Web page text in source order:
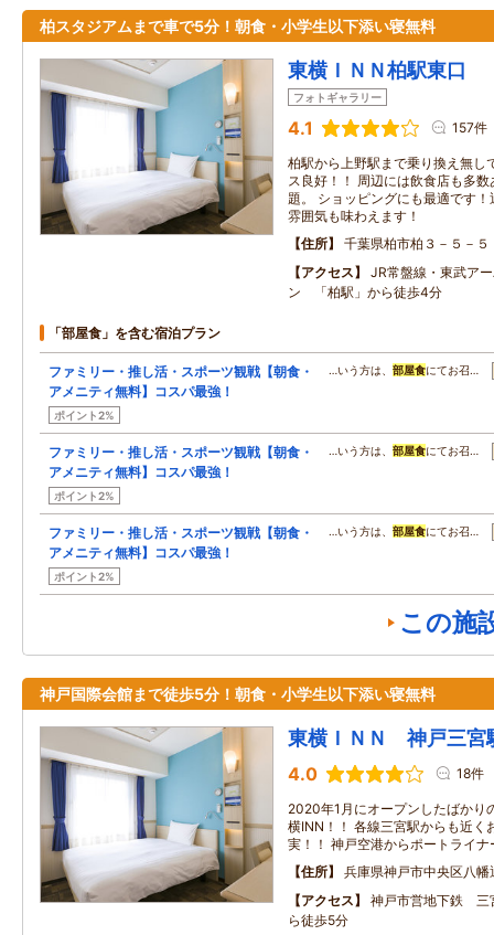
柏スタジアムまで車で5分！朝食・小学生以下添い寝無料
東横ＩＮＮ柏駅東口
フォトギャラリー
4.1 157件
柏駅から上野駅まで乗り換え無し
ス良好！！ 周辺には飲食店も多
題。 ショッピングにも最適です
雰囲気も味わえます！
住所
千葉県柏市柏３－５－５
アクセス
JR常盤線・東武ア
ン 「柏駅」から徒歩4分
「部屋食」を含む宿泊プラン
ファミリー・推し活・スポーツ観戦【朝食・
アメニティ無料】コスパ最強！
ポイント2%
…いう方は、 部屋食にてお召…
ファミリー・推し活・スポーツ観戦【朝食・
アメニティ無料】コスパ最強！
ポイント2%
…いう方は、 部屋食にてお召…
ファミリー・推し活・スポーツ観戦【朝食・
アメニティ無料】コスパ最強！
ポイント2%
…いう方は、 部屋食にてお召…
この施
神戸国際会館まで徒歩5分！朝食・小学生以下添い寝無料
東横ＩＮＮ 神戸三宮
4.0 18件
2020年1月にオープンしたばかり
横INN！！ 各線三宮駅からも近く
実！！ 神戸空港からポートライ
住所
兵庫県神戸市中央区八幡
アクセス
神戸市営地下鉄 三
ら徒歩5分